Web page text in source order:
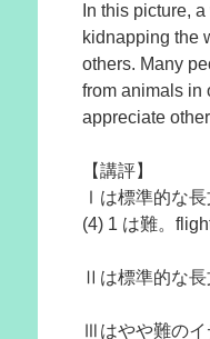
In this picture,
kidnapping the
others. Many
from animals in
appreciate
【講評】
Ⅰは標準的な長
(4) 1 は難。
Ⅱは標準的な長
Ⅲはやや難のイ